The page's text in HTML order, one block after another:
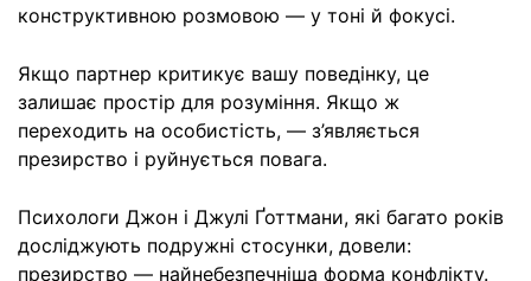
конструктивною розмовою — у тоні й фокусі.
Якщо партнер критикує вашу поведінку, це
залишає простір для розуміння. Якщо ж
переходить на особистість, — з’являється
презирство і руйнується повага.
Психологи Джон і Джулі Ґоттмани, які багато років
досліджують подружні стосунки, довели:
презирство — найнебезпечніша форма конфлікту.